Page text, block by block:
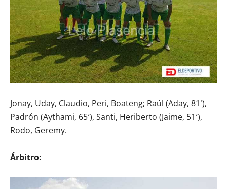
Jonay, Uday, Claudio, Peri, Boateng; Raúl (Aday, 81′),
Padrón (Aythami, 65′), Santi, Heriberto (Jaime, 51′),
Rodo, Geremy.
Árbitro: